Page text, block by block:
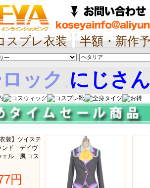
スプレ衣装
半額・新作
/シーツ
ツイステ ウマ
ック , にじさ
円